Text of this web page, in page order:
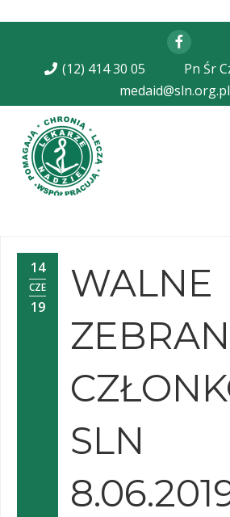
Facebook
(12) 414 30 05
Pn Śr
medaid@sln.org.pl
14
CZE
19
WALNE
SLN